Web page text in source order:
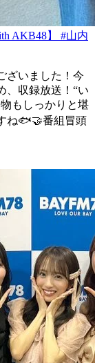
AKB48】 #山内
ざいました！今
、収録放送！“い
もしっかりと堪
ね🐟🤝番組冒頭